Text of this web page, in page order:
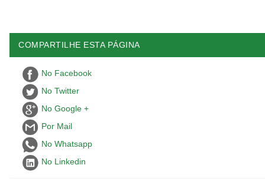
COMPARTILHE ESTA PÁGINA
No Facebook
No Twitter
No Google +
Por Mail
No Whatsapp
No Linkedin